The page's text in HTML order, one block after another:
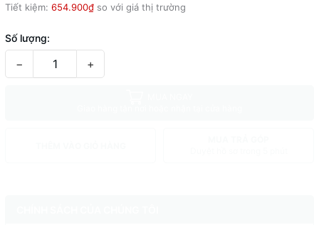
Tiết kiệm: 654.900₫ so với giá thị trường
Số lượng:
− +